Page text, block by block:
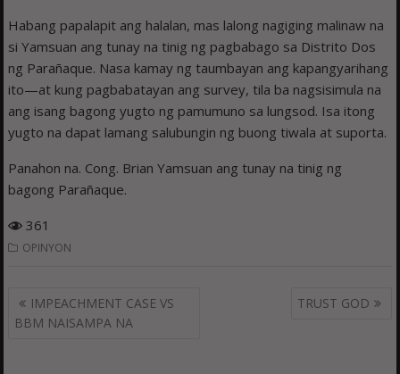
Habang papalapit ang halalan, mas lalong nagiging malinaw na
si Yamsuan ang tunay na tinig ng pagbabago sa Distrito Dos
ng Parañaque. Nasa kamay ng taumbayan ang kapangyarihang
ito—at kung pagbabatayan ang survey, tila ba nagsisimula na
ang isang bagong yugto ng pamumuno sa lungsod. Isa itong
yugto na dapat lamang salubungin ng buong tiwala at suporta.
Panahon na. Cong. Brian Yamsuan ang tunay na tinig ng
bagong Parañaque.
361
OPINYON
Post
navigation
IMPEACHMENT CASE VS
BBM NAISAMPA NA
TRUST GOD